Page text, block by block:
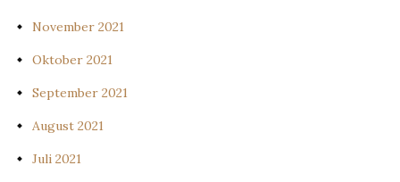
November 2021
Oktober 2021
September 2021
August 2021
Juli 2021